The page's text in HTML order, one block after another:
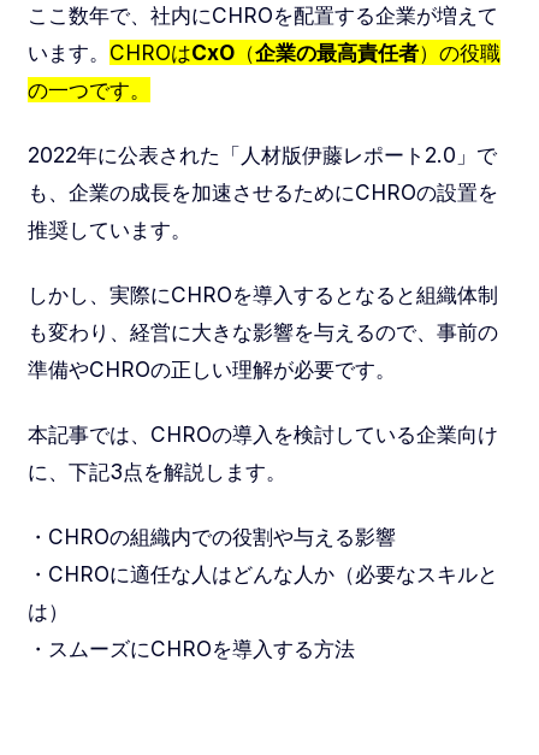
ここ数年で、社内にCHROを配置する企業が増えて
います。 CHROはCxO（企業の最高責任者）の役職
の一つです。
2022年に公表された「人材版伊藤レポート2.0」で
も、企業の成長を加速させるためにCHROの設置を
推奨しています。
しかし、実際にCHROを導入するとなると組織体制
も変わり、経営に大きな影響を与えるので、事前の
準備やCHROの正しい理解が必要です。
本記事では、CHROの導入を検討している企業向け
に、下記3点を解説します。
・CHROの組織内での役割や与える影響
・CHROに適任な人はどんな人か（必要なスキルと
は）
・スムーズにCHROを導入する方法